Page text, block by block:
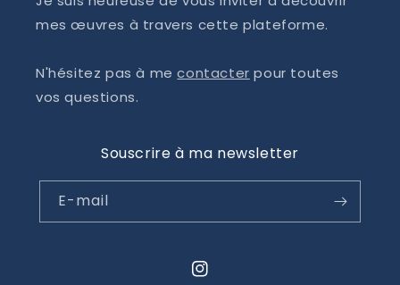
mes œuvres à travers cette plateforme.
N'hésitez pas à mecontacter pour toutes
vos questions.
Souscrire à ma newsletter
E-mail
Instagram